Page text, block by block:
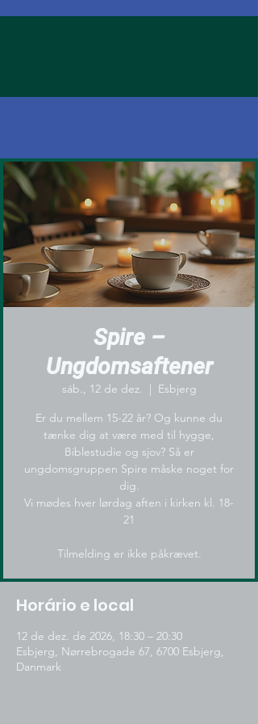
Spire –
Ungdomsaftener
sáb., 12 de dez.
  |
Esbjerg
Er du mellem 15-22 år? Og kunne du
tænke dig at være med til hygge,
Biblestudie og sjov? Så er
ungdomsgruppen Spire måske noget for
dig.
Vi mødes hver lørdag aften i kirken kl. 18-
21
Tilmelding er ikke påkrævet.
Horário e local
12 de dez. de 2026, 18:30 – 20:30
Esbjerg, Nørrebrogade 67, 6700 Esbjerg,
Danmark